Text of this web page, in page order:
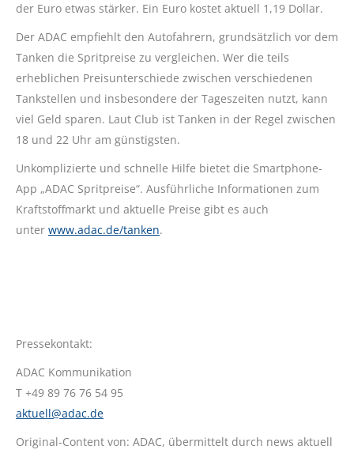
der Euro etwas stärker. Ein Euro kostet aktuell 1,19 Dollar.
Der ADAC empfiehlt den Autofahrern, grundsätzlich vor dem
Tanken die Spritpreise zu vergleichen. Wer die teils
erheblichen Preisunterschiede zwischen verschiedenen
Tankstellen und insbesondere der Tageszeiten nutzt, kann
viel Geld sparen. Laut Club ist Tanken in der Regel zwischen
18 und 22 Uhr am günstigsten.
Unkomplizierte und schnelle Hilfe bietet die Smartphone-
App „ADAC Spritpreise“. Ausführliche Informationen zum
Kraftstoffmarkt und aktuelle Preise gibt es auch
unter www.adac.de/tanken.
Pressekontakt:
ADAC Kommunikation
T +49 89 76 76 54 95
aktuell@adac.de
Original-Content von: ADAC, übermittelt durch news aktuell